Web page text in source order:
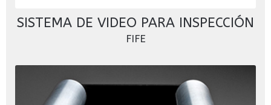
SISTEMA DE VIDEO PARA INSPECCIÓN
FIFE